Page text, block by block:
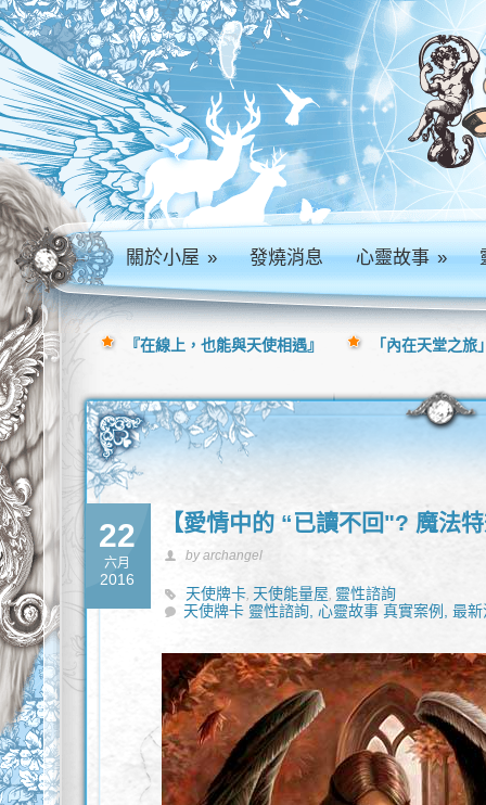
關於小屋» 發燒消息 心靈故事»
22
六月
2016
【愛情中的 “已讀不回"? 魔法
by archangel
天使牌卡, 天使能量屋, 靈性諮詢
天使牌卡 靈性諮詢,心靈故事 真實案例,最
『在線上，也能與天使相遇』 「內在天堂之